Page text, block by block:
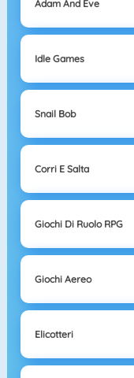
Adam And Eve
Idle Games
Snail Bob
Corri E Salta
Giochi Di Ruolo RPG
Giochi Aereo
Elicotteri